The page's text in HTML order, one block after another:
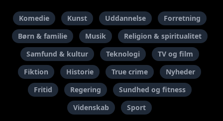
Komedie Kunst Uddannelse
Forretning
Børn & familie
Musik
Religion & spiritualitet
Samfund & kultur
Teknologi
TV og film
Fiktion
Historie True crime
Nyheder
Fritid
Regering
Sundhed og fitness
Videnskab
Sport